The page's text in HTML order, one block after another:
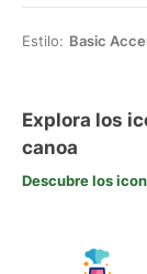
Estilo: Basic
Explora los
canoa
Descubre los